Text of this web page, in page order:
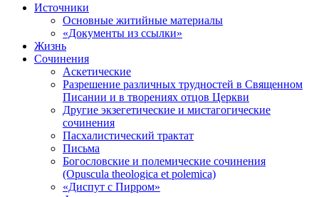
Источники
Основные житийные материалы
«Документы из ссылки»
Жизнь
Сочинения
Аскетические
Разрешение различных трудностей в Священном
Писании и в творениях отцов Церкви
Другие экзегетические и мистагогические
сочинения
Пасхалистический трактат
Письма
Богословские и полемические сочинения
(Opuscula theologica et polemica)
«Диспут с Пирром»